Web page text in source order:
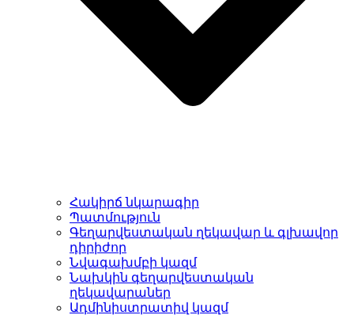
Հակիրճ նկարագիր
Պատմություն
Գեղարվեստական ղեկավար և գլխավոր
դիրիժոր
Նվագախմբի կազմ
Նախկին գեղարվեստական
ղեկավարաներ
Ադմինիստրատիվ կազմ